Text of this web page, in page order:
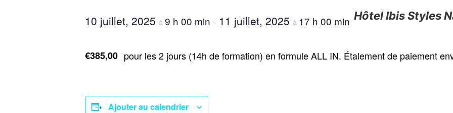
10 juillet, 2025 à 9 h 00 min – 11 juillet, 2025 à 17 h 00 min Hôtel Ibis Styles
€385,00 pour les 2 jours (14h de formation) en formule ALL IN. Étalement de paiement
Ajouter au calendrier